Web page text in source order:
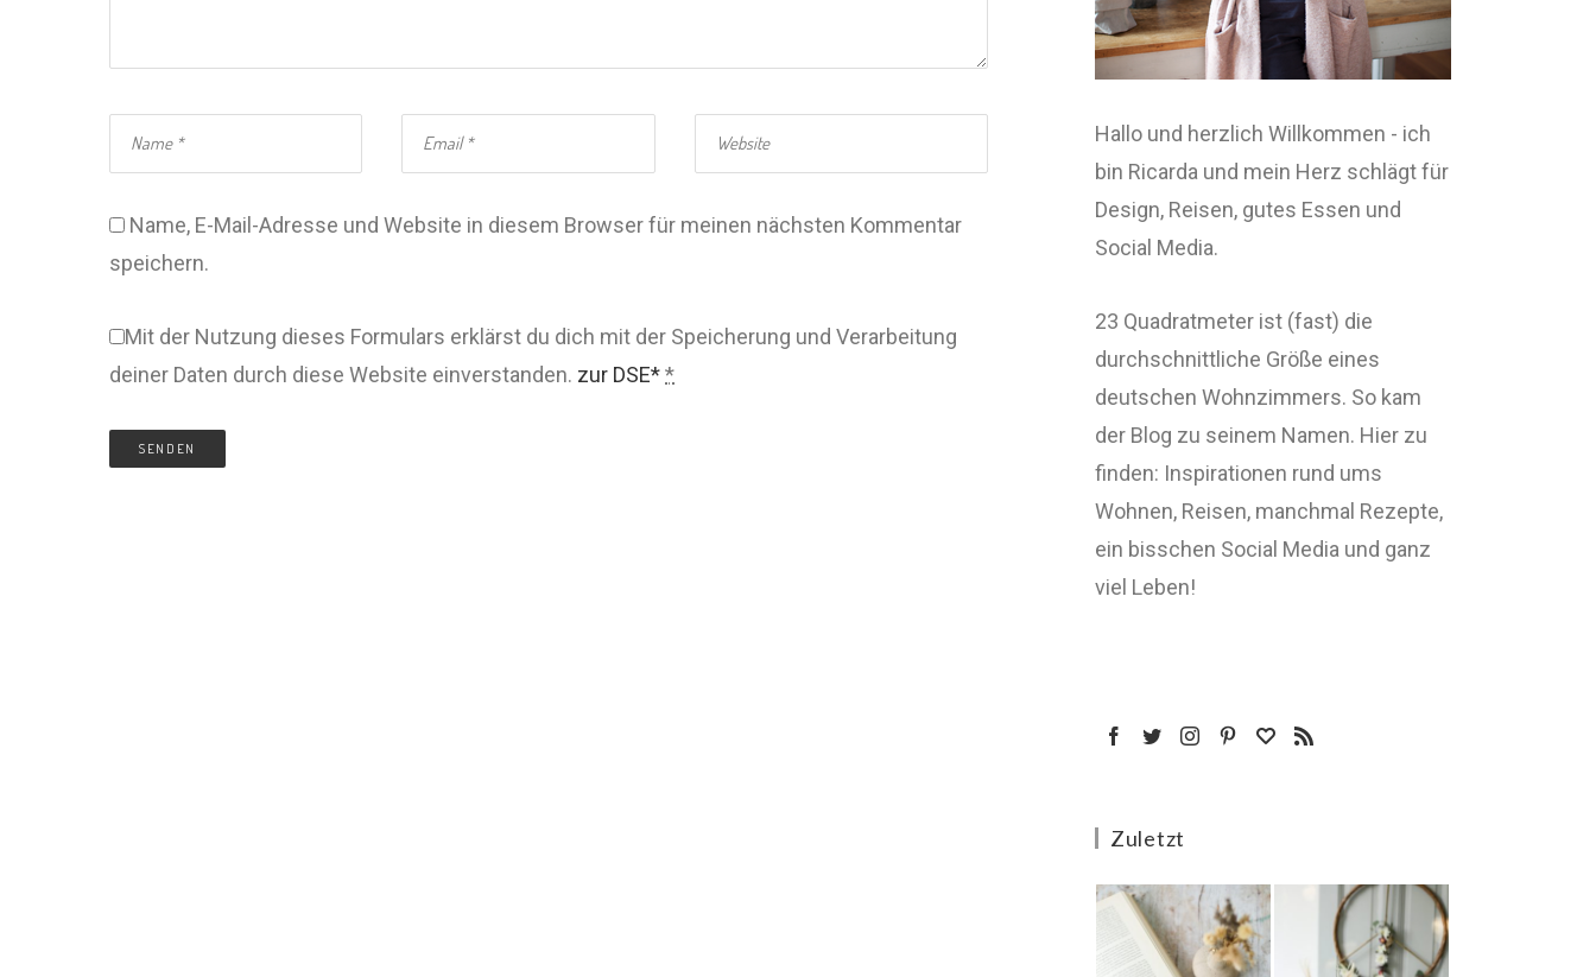
Name, E-Mail-Adresse und Website in diesem Browser für meinen nächsten Kommentar
speichern.
Mit der Nutzung dieses Formulars erklärst du dich mit der Speicherung und Verarbeitung
deiner Daten durch diese Website einverstanden. zur DSE**
Hallo und herzlich Willkommen - ich
bin Ricarda und mein Herz schlägt für
Design, Reisen, gutes Essen und
Social Media.
23 Quadratmeter ist (fast) die
durchschnittliche Größe eines
deutschen Wohnzimmers. So kam
der Blog zu seinem Namen. Hier zu
finden: Inspirationen rund ums
Wohnen, Reisen, manchmal Rezepte,
ein bisschen Social Media und ganz
viel Leben!
Zuletzt